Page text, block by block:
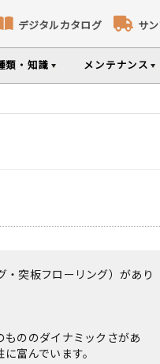
デジタルカタログ サ
集
類・知識
コ
世界の樹種の
メンテナンス
突板フローリング）があり
ののダイナミックさがあ
富んでいます。